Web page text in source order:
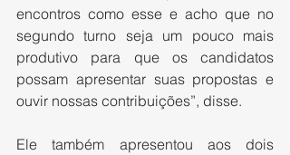
encontros como esse e acho que no
segundo turno seja um pouco mais
produtivo para que os candidatos
possam apresentar suas propostas e
ouvir nossas contribuições”, disse.
Ele também apresentou aos dois